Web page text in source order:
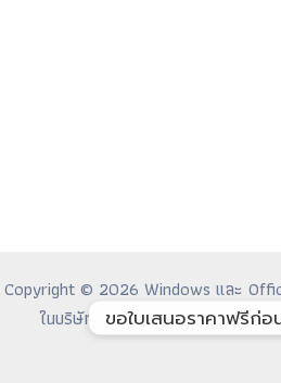
Copyright © 2026 Windows และ
ในบริษัทได้ 100% | Powered by
ขอใบเสนอราคาฟรีก่